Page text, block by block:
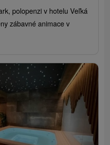
polopenzi v hotelu Veľká
zábavné animace v